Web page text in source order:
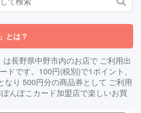
とは？
は長野県中野市内のお店で ご利用出
ドです。100円(税別)で1ポイント、
なり 500円分の商品券として ご利用
んぽこカード加盟店で楽しいお買